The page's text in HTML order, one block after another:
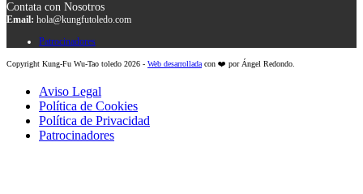
Contata con Nosotros
Email: hola@kungfutoledo.com
Patrocinadores
Copyright Kung-Fu Wu-Tao toledo 2026 - Web desarrollada con ❤️ por Ángel Redondo.
Aviso Legal
Política de Cookies
Política de Privacidad
Patrocinadores